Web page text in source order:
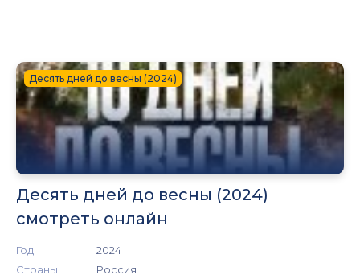
Десять дней до весны (2024)
Десять дней до весны (2024)
смотреть онлайн
Год:
2024
Страны:
Россия